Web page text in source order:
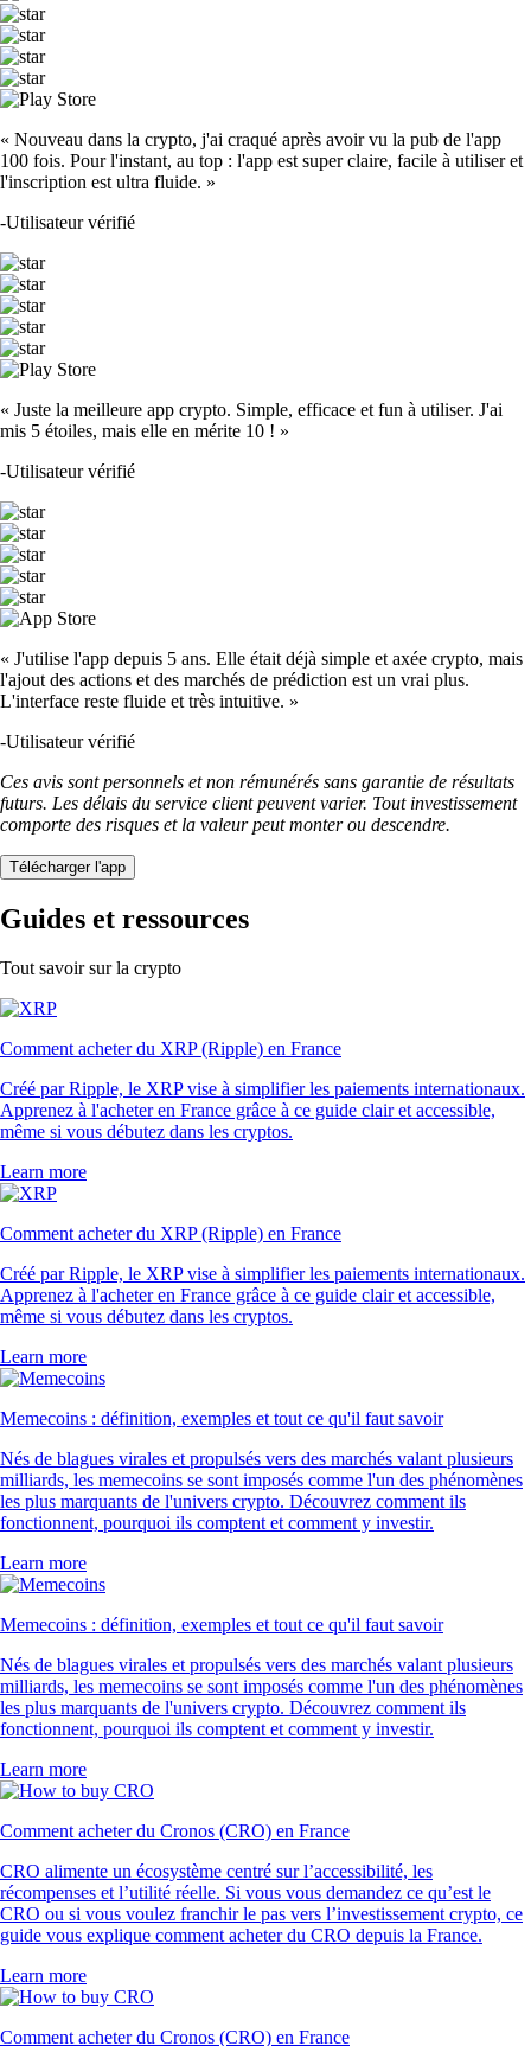
« Nouveau dans la crypto, j'ai craqué après avoir vu la pub de l'app
100 fois. Pour l'instant, au top : l'app est super claire, facile à utiliser et
l'inscription est ultra fluide. »
-Utilisateur vérifié
« Juste la meilleure app crypto. Simple, efficace et fun à utiliser. J'ai
mis 5 étoiles, mais elle en mérite 10 ! »
-Utilisateur vérifié
« J'utilise l'app depuis 5 ans. Elle était déjà simple et axée crypto, mais
l'ajout des actions et des marchés de prédiction est un vrai plus.
L'interface reste fluide et très intuitive. »
-Utilisateur vérifié
Ces avis sont personnels et non rémunérés sans garantie de résultats
futurs. Les délais du service client peuvent varier. Tout investissement
comporte des risques et la valeur peut monter ou descendre.
Télécharger l'app
Guides et ressources
Tout savoir sur la crypto
Comment acheter du XRP (Ripple) en France
Créé par Ripple, le XRP vise à simplifier les paiements internationaux.
Apprenez à l'acheter en France grâce à ce guide clair et accessible,
même si vous débutez dans les cryptos.
Learn more
Comment acheter du XRP (Ripple) en France
Créé par Ripple, le XRP vise à simplifier les paiements internationaux.
Apprenez à l'acheter en France grâce à ce guide clair et accessible,
même si vous débutez dans les cryptos.
Learn more
Memecoins : définition, exemples et tout ce qu'il faut savoir
Nés de blagues virales et propulsés vers des marchés valant plusieurs
milliards, les memecoins se sont imposés comme l'un des phénomènes
les plus marquants de l'univers crypto. Découvrez comment ils
fonctionnent, pourquoi ils comptent et comment y investir.
Learn more
Memecoins : définition, exemples et tout ce qu'il faut savoir
Nés de blagues virales et propulsés vers des marchés valant plusieurs
milliards, les memecoins se sont imposés comme l'un des phénomènes
les plus marquants de l'univers crypto. Découvrez comment ils
fonctionnent, pourquoi ils comptent et comment y investir.
Learn more
Comment acheter du Cronos (CRO) en France
CRO alimente un écosystème centré sur l’accessibilité, les
récompenses et l’utilité réelle. Si vous vous demandez ce qu’est le
CRO ou si vous voulez franchir le pas vers l’investissement crypto, ce
guide vous explique comment acheter du CRO depuis la France.
Learn more
Comment acheter du Cronos (CRO) en France